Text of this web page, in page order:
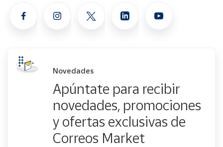
Novedades
Apúntate para recibir
novedades, promociones
y ofertas exclusivas de
Correos Market